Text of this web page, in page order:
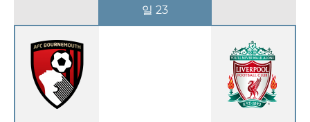
일 23